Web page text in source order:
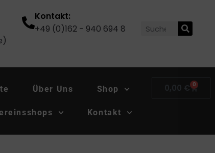
Kontakt:
+49 (0)162 - 940 694 8
Über Uns Shop
Kontakt
0,00 € 0